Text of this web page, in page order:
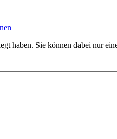
haben. Sie können dabei nur